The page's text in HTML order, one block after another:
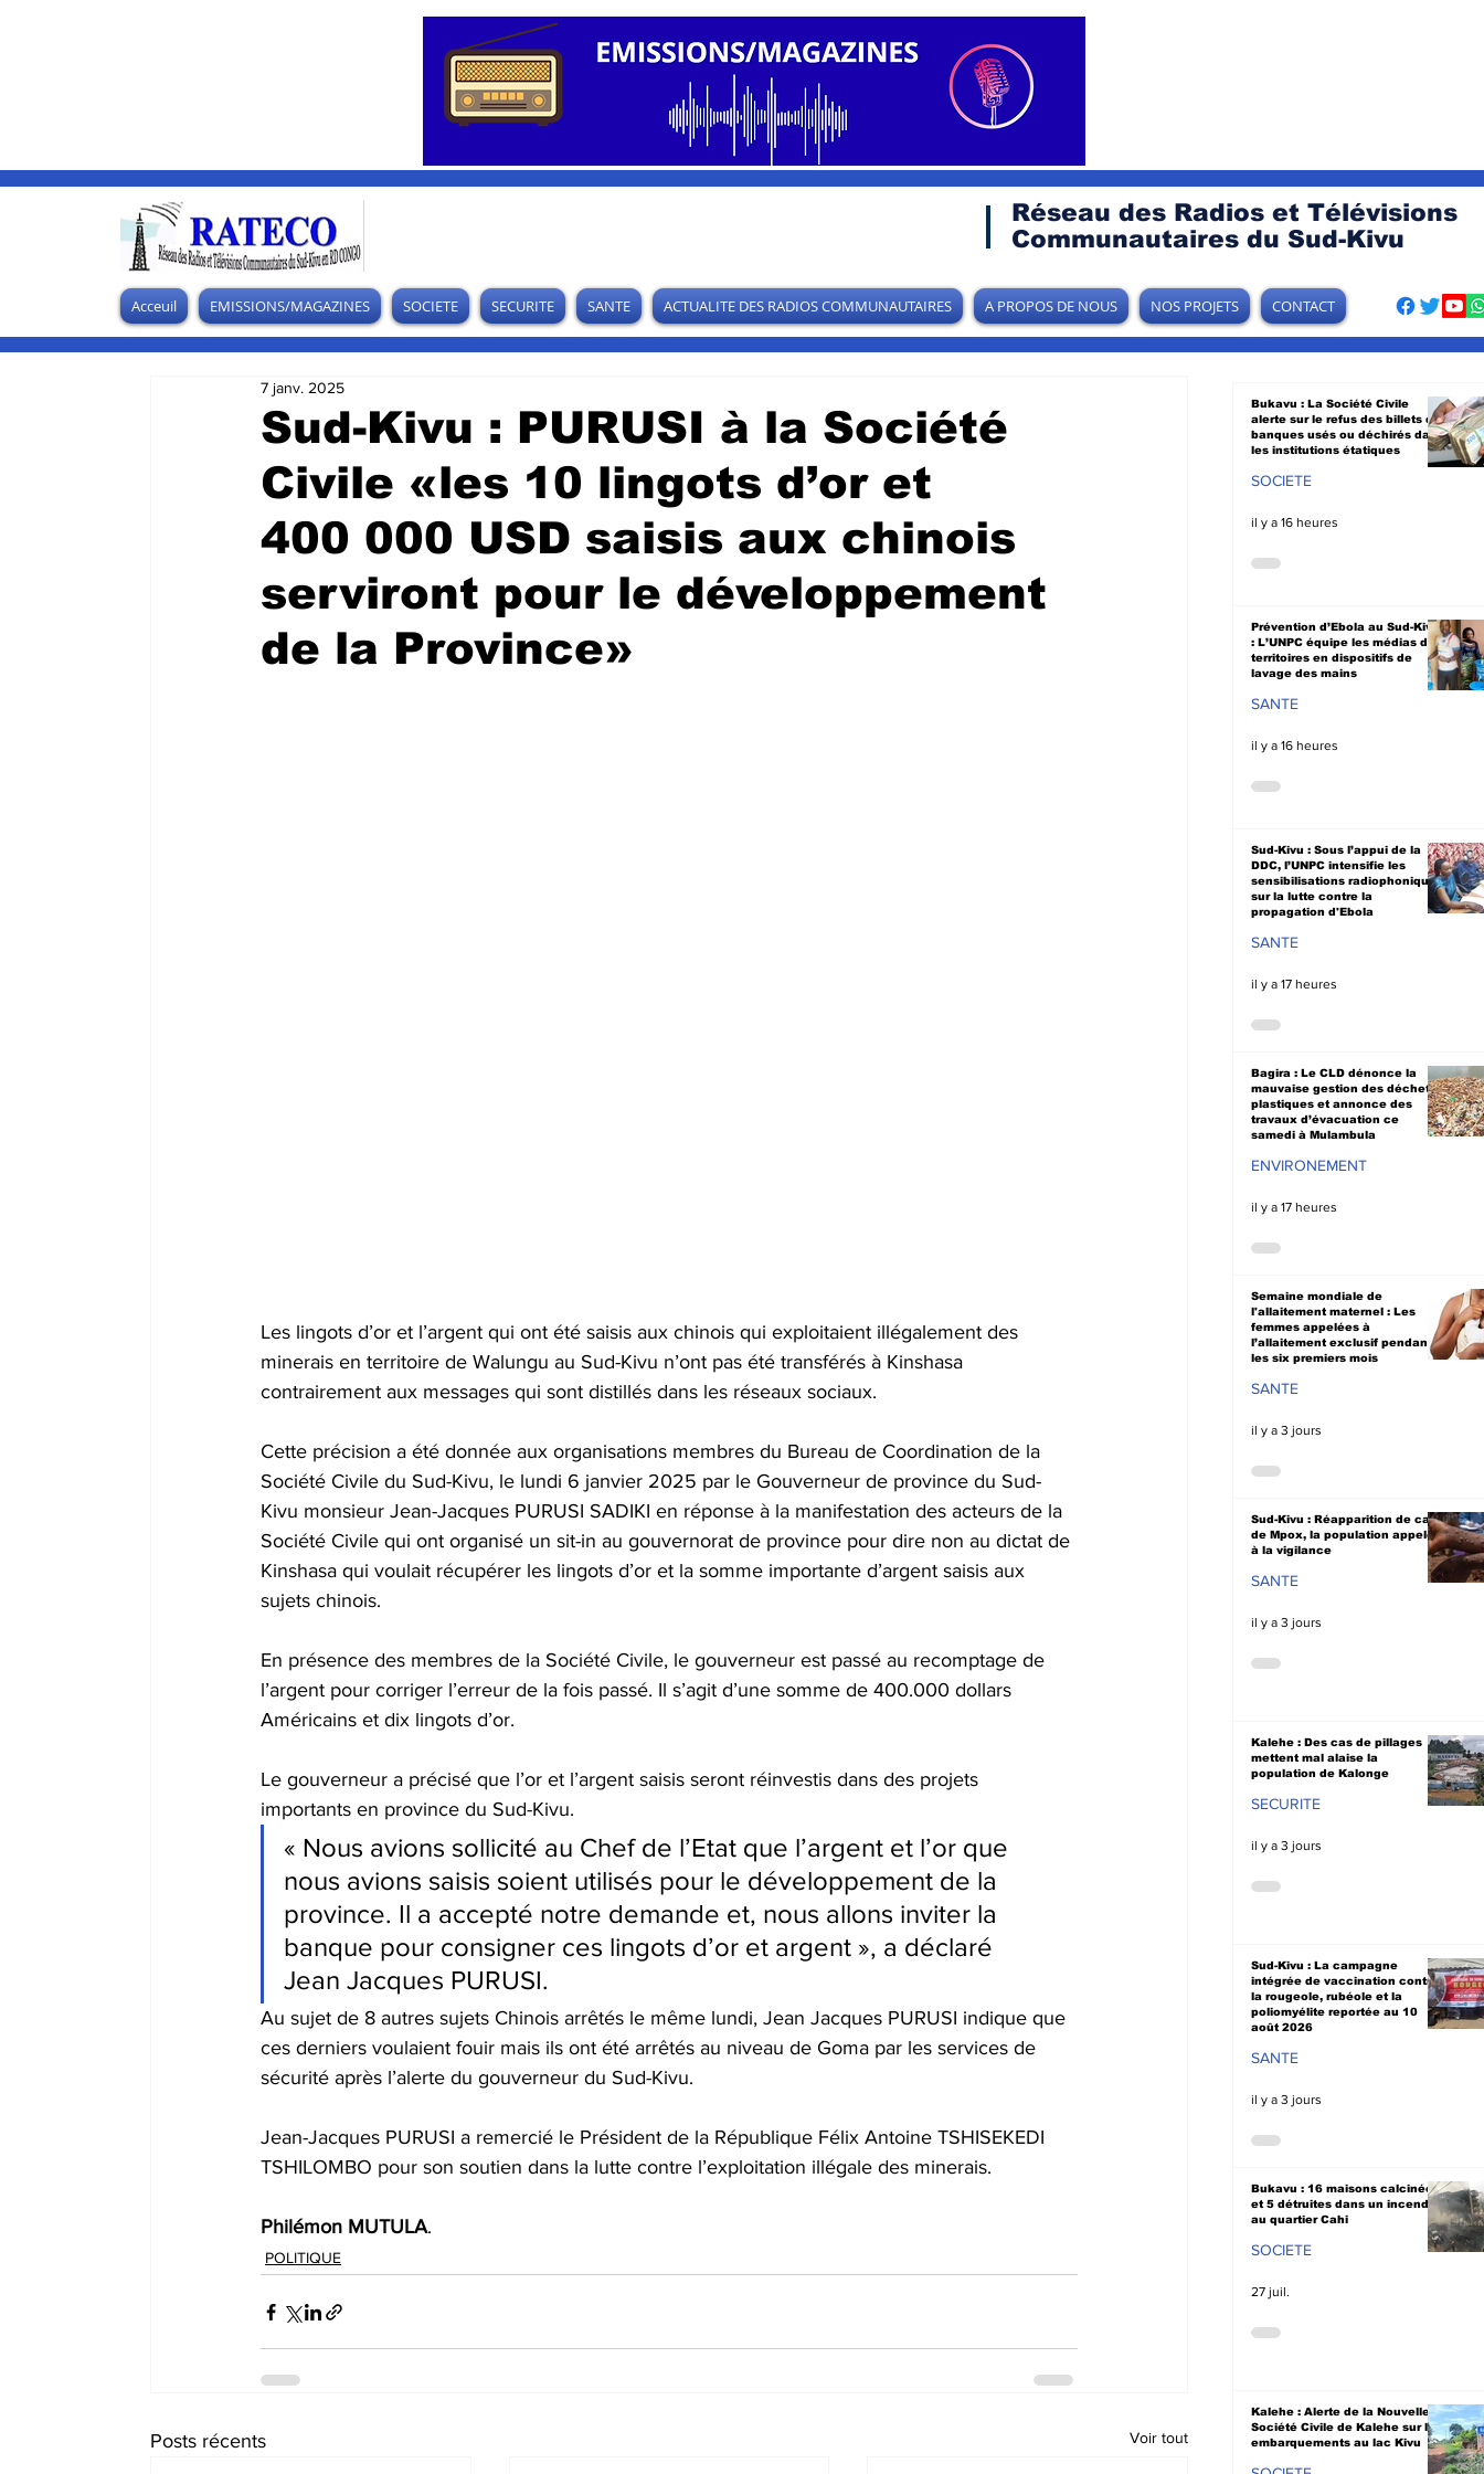
Réseau des Radios et Télévisions
Communautaires du Sud-Kivu
Acceuil EMISSIONS/MAGAZINES SOCIETE SECURITE SANTE ACTUALITE DES RADIOS COMMUNAUTAIRES A PROPOS DE NOUS NOS PROJETS CONTACT
Sud-Kivu : PURUSI à la Société
Civile «les 10 lingots d’or et
400 000 USD saisis aux chinois
serviront pour le développement
de la Province»
7 janv. 2025
Les lingots d’or et l’argent qui ont été saisis aux chinois qui exploitaient illégalement des
minerais en territoire de Walungu au Sud-Kivu n’ont pas été transférés à Kinshasa
contrairement aux messages qui sont distillés dans les réseaux sociaux.
Cette précision a été donnée aux organisations membres du Bureau de Coordination de la
Société Civile du Sud-Kivu, le lundi 6 janvier 2025 par le Gouverneur de province du Sud-
Kivu monsieur Jean-Jacques PURUSI SADIKI en réponse à la manifestation des acteurs de la
Société Civile qui ont organisé un sit-in au gouvernorat de province pour dire non au dictat de
Kinshasa qui voulait récupérer les lingots d’or et la somme importante d’argent saisis aux
sujets chinois.
En présence des membres de la Société Civile, le gouverneur est passé au recomptage de
l’argent pour corriger l’erreur de la fois passé. Il s’agit d’une somme de 400.000 dollars
Américains et dix lingots d’or.
Le gouverneur a précisé que l’or et l’argent saisis seront réinvestis dans des projets
importants en province du Sud-Kivu.
« Nous avions sollicité au Chef de l’Etat que l’argent et l’or que
nous avions saisis soient utilisés pour le développement de la
province. Il a accepté notre demande et, nous allons inviter la
banque pour consigner ces lingots d’or et argent », a déclaré
Jean Jacques PURUSI.
Au sujet de 8 autres sujets Chinois arrêtés le même lundi, Jean Jacques PURUSI indique que
ces derniers voulaient fouir mais ils ont été arrêtés au niveau de Goma par les services de
sécurité après l’alerte du gouverneur du Sud-Kivu.
Jean-Jacques PURUSI a remercié le Président de la République Félix Antoine TSHISEKEDI
TSHILOMBO pour son soutien dans la lutte contre l’exploitation illégale des minerais.
Philémon MUTULA.
POLITIQUE
Posts récents Voir tout
Bukavu : La Société Civile
alerte sur le refus des billets de
banques usés ou déchirés dans
les institutions étatiques
SOCIETE
il y a 16 heures
Prévention d’Ebola au Sud-Kivu
: L’UNPC équipe les médias de
territoires en dispositifs de
lavage des mains
SANTE
il y a 16 heures
Sud-Kivu : Sous l’appui de la
DDC, l’UNPC intensifie les
sensibilisations radiophoniques
sur la lutte contre la
propagation d'Ebola
SANTE
il y a 17 heures
Bagira : Le CLD dénonce la
mauvaise gestion des déchets
plastiques et annonce des
travaux d’évacuation ce
samedi à Mulambula
ENVIRONEMENT
il y a 17 heures
Semaine mondiale de
l'allaitement maternel : Les
femmes appelées à
l’allaitement exclusif pendant
les six premiers mois
SANTE
il y a 3 jours
Sud-Kivu : Réapparition de cas
de Mpox, la population appelée
à la vigilance
SANTE
il y a 3 jours
Kalehe : Des cas de pillages
mettent mal alaise la
population de Kalonge
SECURITE
il y a 3 jours
Sud-Kivu : La campagne
intégrée de vaccination contre
la rougeole, rubéole et la
poliomyélite reportée au 10
août 2026
SANTE
il y a 3 jours
Bukavu : 16 maisons calcinées
et 5 détruites dans un incendie
au quartier Cahi
SOCIETE
27 juil.
Kalehe : Alerte de la Nouvelle
Société Civile de Kalehe sur les
embarquements au lac Kivu